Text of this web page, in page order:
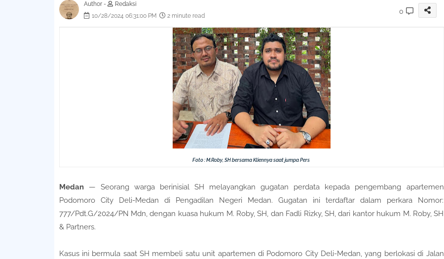
Author -
Redaksi
10/28/2024 06:31:00 PM
2 minute read
0
Foto : M.Roby, SH bersama Kliennya saat jumpa Pers
Medan— Seorang warga berinisial SH melayangkan gugatan perdata kepada pengembang apartemen
Podomoro City Deli-Medan di Pengadilan Negeri Medan. Gugatan ini terdaftar dalam perkara Nomor:
777/Pdt.G/2024/PN Mdn, dengan kuasa hukum M. Roby, SH, dan Fadli Rizky, SH, dari kantor hukum M. Roby, SH
& Partners.
Kasus ini bermula saat SH membeli satu unit apartemen di Podomoro City Deli-Medan, yang berlokasi di Jalan